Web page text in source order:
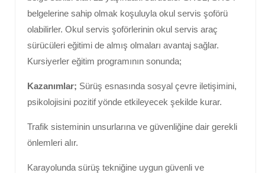
belgelerine sahip olmak koşuluyla okul servis şoförü
olabilirler. Okul servis şoförlerinin okul servis araç
sürücüleri eğitimi de almış olmaları avantaj sağlar.
Kursiyerler eğitim programının sonunda;
Kazanımlar; Sürüş esnasında sosyal çevre iletişimini,
psikolojisini pozitif yönde etkileyecek şekilde kurar.
Trafik sisteminin unsurlarına ve güvenliğine dair gerekli
önlemleri alır.
Karayolunda sürüş tekniğine uygun güvenli ve